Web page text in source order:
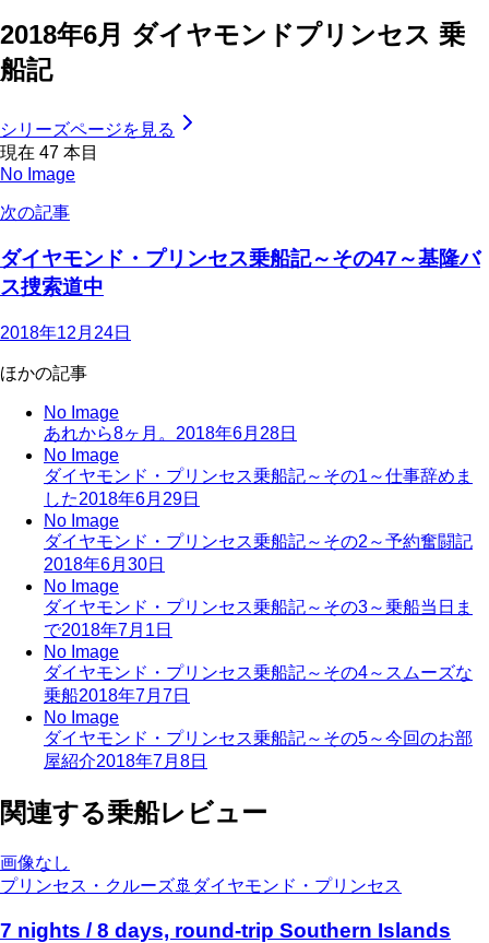
2018年6月 ダイヤモンドプリンセス 乗
船記
シリーズページを見る
現在 47 本目
No Image
次の記事
ダイヤモンド・プリンセス乗船記～その47～基隆バ
ス捜索道中
2018年12月24日
ほかの記事
No Image
あれから8ヶ月。 2018年6月28日
No Image
ダイヤモンド・プリンセス乗船記～その1～仕事辞めま
した2018年6月29日
No Image
ダイヤモンド・プリンセス乗船記～その2～予約奮闘記
2018年6月30日
No Image
ダイヤモンド・プリンセス乗船記～その3～乗船当日ま
で2018年7月1日
No Image
ダイヤモンド・プリンセス乗船記～その4～スムーズな
乗船2018年7月7日
No Image
ダイヤモンド・プリンセス乗船記～その5～今回のお部
屋紹介2018年7月8日
関連する乗船レビュー
画像なし
プリンセス・クルーズ🚢 ダイヤモンド・プリンセス
7 nights / 8 days, round-trip Southern Islands